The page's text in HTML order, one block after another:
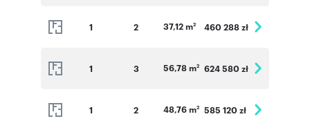
1 2 37,12 m2 460 288 zł
1 3 56,78 m2 624 580 zł
1 2 48,76 m2 585 120 zł